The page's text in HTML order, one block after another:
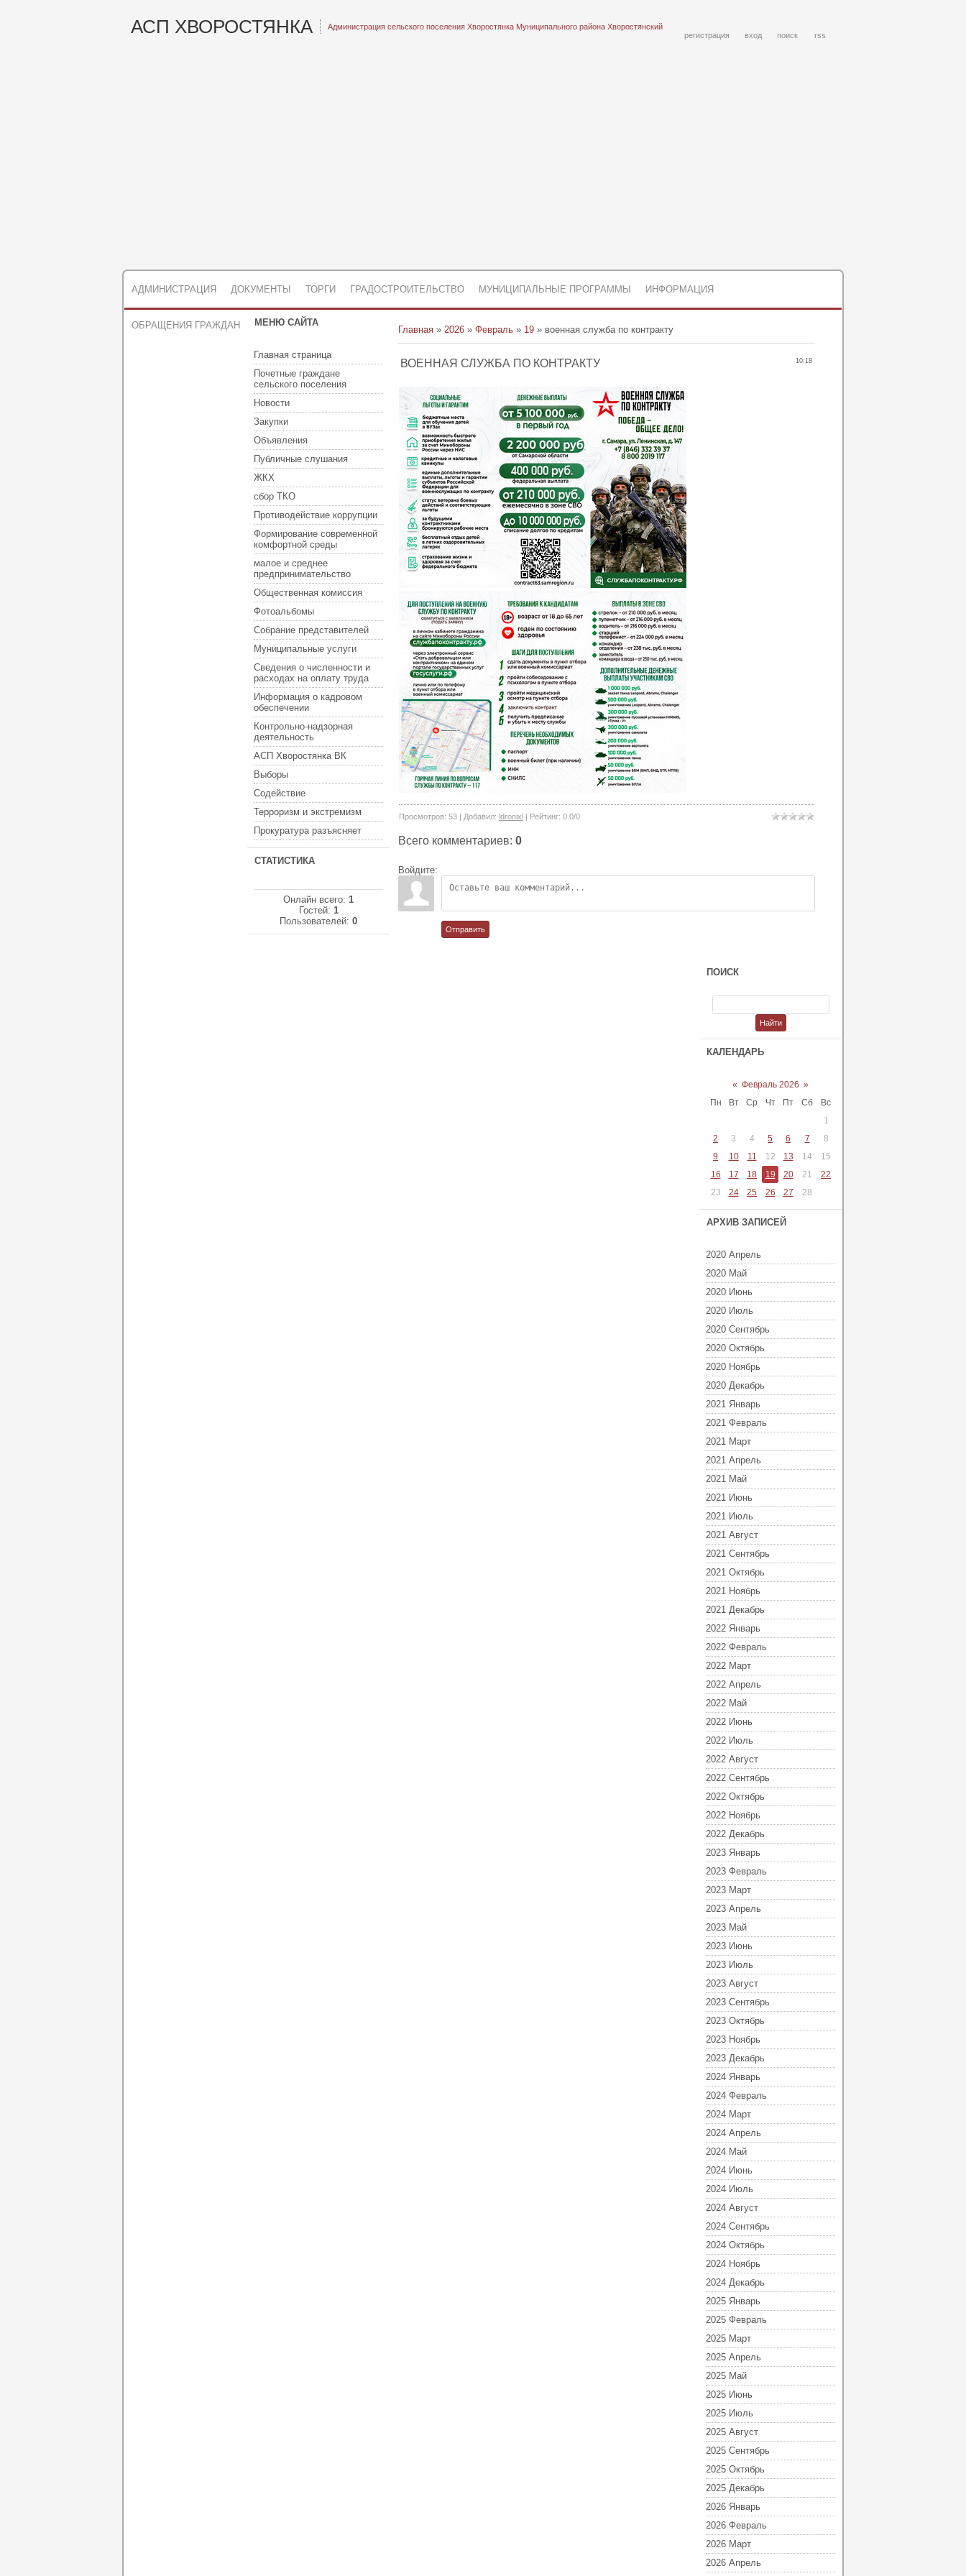
АСП ХВОРОСТЯНКА
Администрация сельского поселения Хворостянка Муниципального района Хворостянский
регистрация
вход поиск rss
АДМИНИСТРАЦИЯ ДОКУМЕНТЫ ТОРГИ ГРАДОСТРОИТЕЛЬСТВО МУНИЦИПАЛЬНЫЕ ПРОГРАММЫ ИНФОРМАЦИЯ
ОБРАЩЕНИЯ ГРАЖДАН МЕНЮ САЙТА
Главная страница
Почетные граждане
сельского поселения
Новости
Закупки
Объявления
Публичные слушания
ЖКХ
сбор ТКО
Противодействие коррупции
Формирование современной
комфортной среды
малое и среднее
предпринимательство
Общественная комиссия
Фотоальбомы
Собрание представителей
Муниципальные услуги
Сведения о численности и
расходах на оплату труда
Информация о кадровом
обеспечении
Контрольно-надзорная
деятельность
АСП Хворостянка ВК
Выборы
Содействие
Терроризм и экстремизм
Прокуратура разъясняет
СТАТИСТИКА
Онлайн всего: 1
Гостей: 1
Пользователей: 0
Главная » 2026 » Февраль » 19 » военная служба по контракту
10:18
ВОЕННАЯ СЛУЖБА ПО КОНТРАКТУ
Просмотров: 53 | Добавил: ldronixl | Рейтинг: 0.0/0
Всего комментариев: 0
Войдите:
Отправить
ПОИСК
КАЛЕНДАРЬ
« Февраль 2026 »
Пн
Вт Ср Чт Пт Сб
Вс
1
2
3 4 5 6 7
8
9
10 11 12 13 14
15
16
17 18 19 20 21
22
23
24 25 26 27 28
АРХИВ ЗАПИСЕЙ
2020 Апрель
2020 Май
2020 Июнь
2020 Июль
2020 Сентябрь
2020 Октябрь
2020 Ноябрь
2020 Декабрь
2021 Январь
2021 Февраль
2021 Март
2021 Апрель
2021 Май
2021 Июнь
2021 Июль
2021 Август
2021 Сентябрь
2021 Октябрь
2021 Ноябрь
2021 Декабрь
2022 Январь
2022 Февраль
2022 Март
2022 Апрель
2022 Май
2022 Июнь
2022 Июль
2022 Август
2022 Сентябрь
2022 Октябрь
2022 Ноябрь
2022 Декабрь
2023 Январь
2023 Февраль
2023 Март
2023 Апрель
2023 Май
2023 Июнь
2023 Июль
2023 Август
2023 Сентябрь
2023 Октябрь
2023 Ноябрь
2023 Декабрь
2024 Январь
2024 Февраль
2024 Март
2024 Апрель
2024 Май
2024 Июнь
2024 Июль
2024 Август
2024 Сентябрь
2024 Октябрь
2024 Ноябрь
2024 Декабрь
2025 Январь
2025 Февраль
2025 Март
2025 Апрель
2025 Май
2025 Июнь
2025 Июль
2025 Август
2025 Сентябрь
2025 Октябрь
2025 Декабрь
2026 Январь
2026 Февраль
2026 Март
2026 Апрель